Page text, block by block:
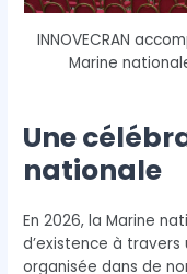
INNOVECRAN
Marine
Une
nationale
En 2026, la Marine
d’existence à
organisée dans de